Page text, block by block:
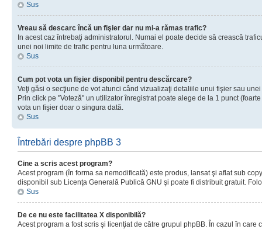
Sus
Vreau să descarc încă un fişier dar nu mi-a rămas trafic?
In acest caz întrebaţi administratorul. Numai el poate decide să crească
unei noi limite de trafic pentru luna următoare.
Sus
Cum pot vota un fişier disponibil pentru descărcare?
Veţi găsi o secţiune de vot atunci când vizualizaţi detaliile unui fişier sau
Prin click pe "Voteză" un utilizator înregistrat poate alege de la 1 punct
vota un fişier doar o singura dată.
Sus
Întrebări despre phpBB 3
Cine a scris acest program?
Acest program (în forma sa nemodificată) este produs, lansat şi aflat sub
disponibil sub Licenţa Generală Publică GNU şi poate fi distribuit gratuit.
Sus
De ce nu este facilitatea X disponibilă?
Acest program a fost scris şi licenţiat de către grupul phpBB. În cazul în care